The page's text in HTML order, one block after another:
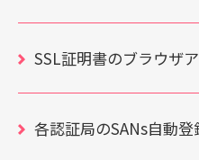
SSL証明書のブラウザ
各認証局のSANs自動